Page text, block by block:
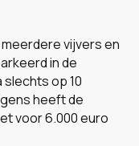
vijvers en
in de
slechts op 10
heeft de
voor 6.000 euro